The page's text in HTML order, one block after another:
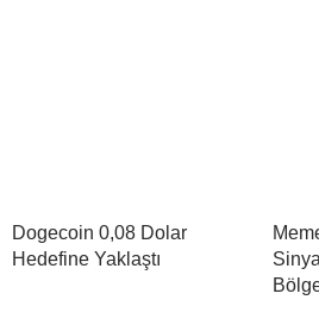
Dogecoin 0,08 Dolar
Hedefine Yaklaştı